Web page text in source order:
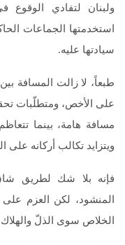
ولبنان لتفادي الوقوع
استخدمتها الجماعات
سيادتها عليه.
طبعاً، لا زالت المسافة
على الأخص، ومتطلّبات
مسافة هامة، بينما
ويتزايد تكالب أركانه على
فإنه بلا شك لطريق
المنشود، لكن العزم
الخلاص سوى الذلّ